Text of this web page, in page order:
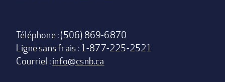
Téléphone : (506) 869-6870
Ligne sans frais : 1-877-225-2521
Courriel :info@csnb.ca